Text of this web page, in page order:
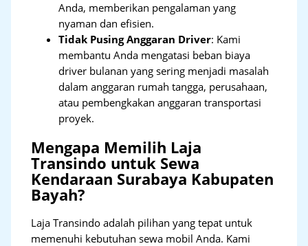
Anda, memberikan pengalaman yang
nyaman dan efisien.
Tidak Pusing Anggaran Driver: Kami
membantu Anda mengatasi beban biaya
driver bulanan yang sering menjadi masalah
dalam anggaran rumah tangga, perusahaan,
atau pembengkakan anggaran transportasi
proyek.
Mengapa Memilih Laja
Transindo untuk Sewa
Kendaraan Surabaya Kabupaten
Bayah?
Laja Transindo adalah pilihan yang tepat untuk
memenuhi kebutuhan sewa mobil Anda. Kami